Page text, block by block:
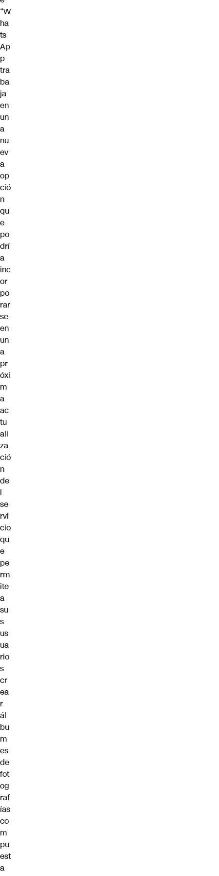
“W
ha
ts
Ap
p
tra
ba
ja
en
un
a
nu
ev
a
op
ció
n
qu
e
po
drí
a
inc
or
po
rar
se
en
un
a
pr
óxi
m
a
ac
tu
ali
za
ció
n
de
l
se
rvi
cio
qu
e
pe
rm
ite
a
su
s
us
ua
rio
s
cr
ea
r
ál
bu
m
es
de
fot
og
raf
ías
co
m
pu
est
a